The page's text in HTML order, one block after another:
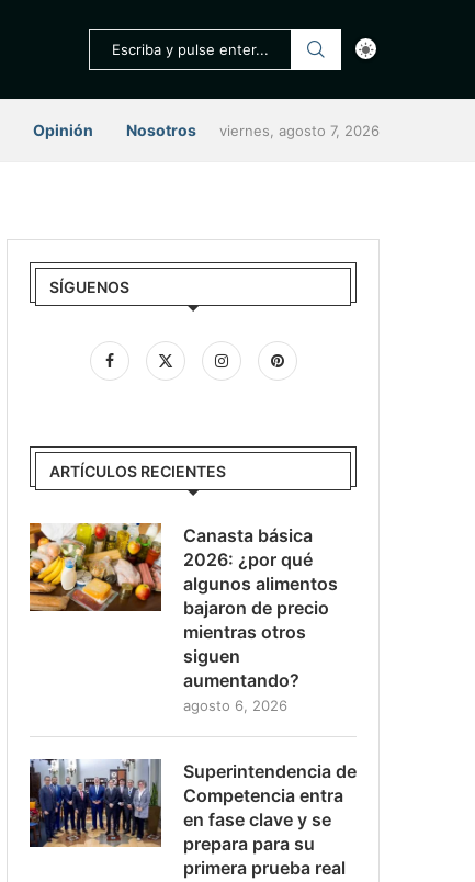
Opinión Nosotros viernes, agosto 7, 2026
SÍGUENOS
ARTÍCULOS RECIENTES
Canasta básica
2026: ¿por qué
algunos alimentos
bajaron de precio
mientras otros
siguen
aumentando?
agosto 6, 2026
Superintendencia de
Competencia entra
en fase clave y se
prepara para su
primera prueba real